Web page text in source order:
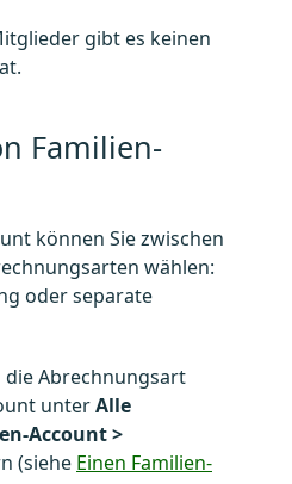
gibt es keinen
Familien-
können Sie zwischen
wählen:
oder separate
Abrechnungsart
unterAlle
Account >
(siehe Einen Familien-